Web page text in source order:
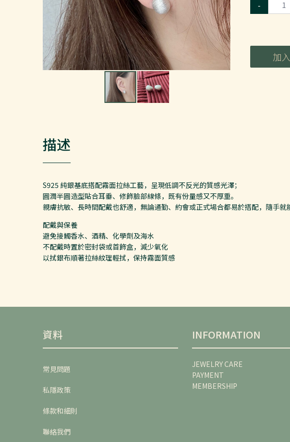
-
加
描述
S925 純銀基底搭配霧面拉絲工藝，呈現低調不反光的質感光澤；
圓潤半圓造型貼合耳垂、修飾臉部線條，既有份量感又不厚重。
親膚抗敏、長時間配戴也舒適，無論通勤、約會或正式場合都易於搭配，隨手就
配戴與保養
避免接觸香水、酒精、化學劑及海水
不配戴時置於密封袋或首飾盒，減少氧化
以拭銀布順著拉絲紋理輕拭，保持霧面質感
資料
常見問題
私隱政策
條款和細則
聯絡我們
INFORMATION
JEWELRY CARE
PAYMENT
MEMBERSHIP